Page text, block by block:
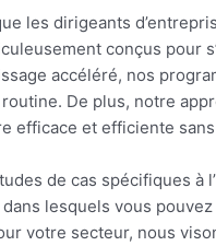
les dirigeants
conçus pour
accéléré, nos
De plus, notre
efficace et efficiente
de cas spécifiques
lesquels vous
votre secteur, nous